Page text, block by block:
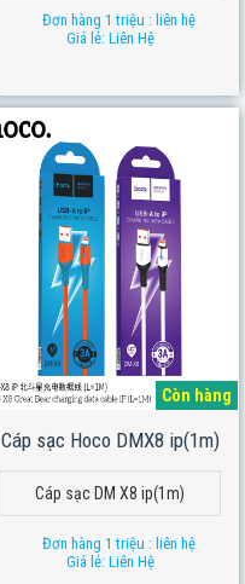
Đơn hàng 1 triệu : liên hệ
Giá lẻ: Liên Hệ
Còn hàng
Cáp sạc Hoco DMX8 ip(1m)
Cáp sạc DM X8 ip(1m)
Đơn hàng 1 triệu : liên hệ
Giá lẻ: Liên Hệ